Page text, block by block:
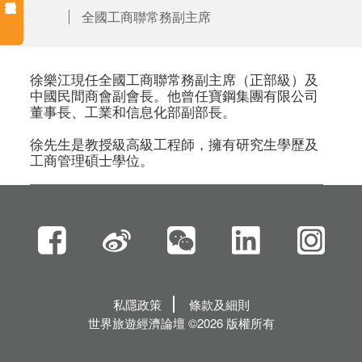
全國工商聯常務副主席
徐樂江現任全國工商聯常務副主席（正部級）及
中國民間商會副會長。他曾任寶鋼集團有限公司
董事長、工業和信息化部副部長。
徐先生是教授級高級工程師，擁有研究生學歷及
工商管理碩士學位。
私隱政策
條款及細則
世界旅遊經濟論壇 ©2026 版權所有